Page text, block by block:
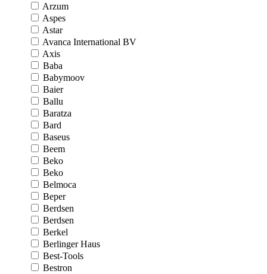
Arzum
Aspes
Astar
Avanca International BV
Axis
Baba
Babymoov
Baier
Ballu
Baratza
Bard
Baseus
Beem
Beko
Beko
Belmoca
Beper
Berdsen
Berdsen
Berkel
Berlinger Haus
Best-Tools
Bestron